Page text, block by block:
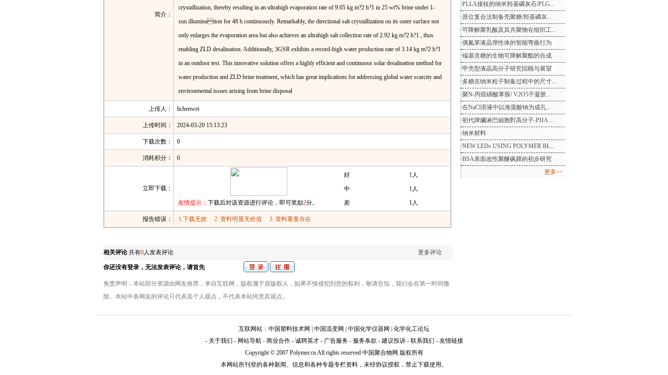
简介：
crystallization, thereby resulting in an ultrahigh evaporation rate of 9.05 kg m?2 h?1 in 25 wt% brine under 1‐
sun illumination for 48 h continuously. Remarkably, the directional salt crystallization on its outer surface not
only enlarges the evaporation area but also achieves an ultrahigh salt collection rate of 2.92 kg m?2 h?1 , thus
enabling ZLD desalination. Additionally, 3GSR exhibits a record‐high water production rate of 3.14 kg m?2 h?1
in an outdoor test. This innovative solution offers a highly efficient and continuous solar desalination method for
water production and ZLD brine treatment, which has great implications for addressing global water scarcity and
environmental issues arising from brine disposal
上传人： lichenwei
上传时间： 2024-03-20 15:13:23
下载次数： 0
消耗积分： 0
立即下载：
好
1人
中
1人
差
1人
友情提示： 下载后对该资源进行评论，即可奖励2分。
报告错误： 1.下载无效 2. 资料明显无价值 3. 资料重复存在
相关评论共有0人发表评论 更多评论
你还没有登录，无法发表评论，请首先
免责声明：本站部分资源由网友推荐，来自互联网，版权属于原版权人，如果不慎侵犯到您的权利，敬请告知，我们会在第一时间撤
除。本站中各网友的评论只代表其个人观点，不代表本站同意其观点。
·PLLA接枝的纳米羟基磷灰石/PLG...
·原位复合法制备壳聚糖/羟基磷灰...
·可降解聚乳酸及其共聚物在组织工...
·偶氮苯液晶弹性体的智能弯曲行为
·端基含糖的生物可降解聚酯的合成
·甲壳型液晶高分子研究回顾与展望
·多糖在纳米粒子制备过程中的尺寸...
·聚N-丙烷磺酸苯胺/ V2O5干凝胶...
·在NaCl溶液中以海藻酸钠为成孔...
·初代脾臟淋巴細胞對高分子-PHA ...
·纳米材料
·NEW LEDs USING POLYMER BL...
·BSA表面改性聚醚砜膜的初步研究
更多>>
互联网站： 中国塑料技术网 中国流变网 中国化学仪器网
化学化工论坛
- 关于我们 - 网站导航- 商业合作- 诚聘英才- 广告服务- 服务条款 - 建议投诉- 联系我们 - 友情链接
Copyright © 2007 Polymer.cn All rights reserved 中国聚合物网 版权所有
本网站所刊登的各种新闻、信息和各种专题专栏资料，未经协议授权，禁止下载使用。